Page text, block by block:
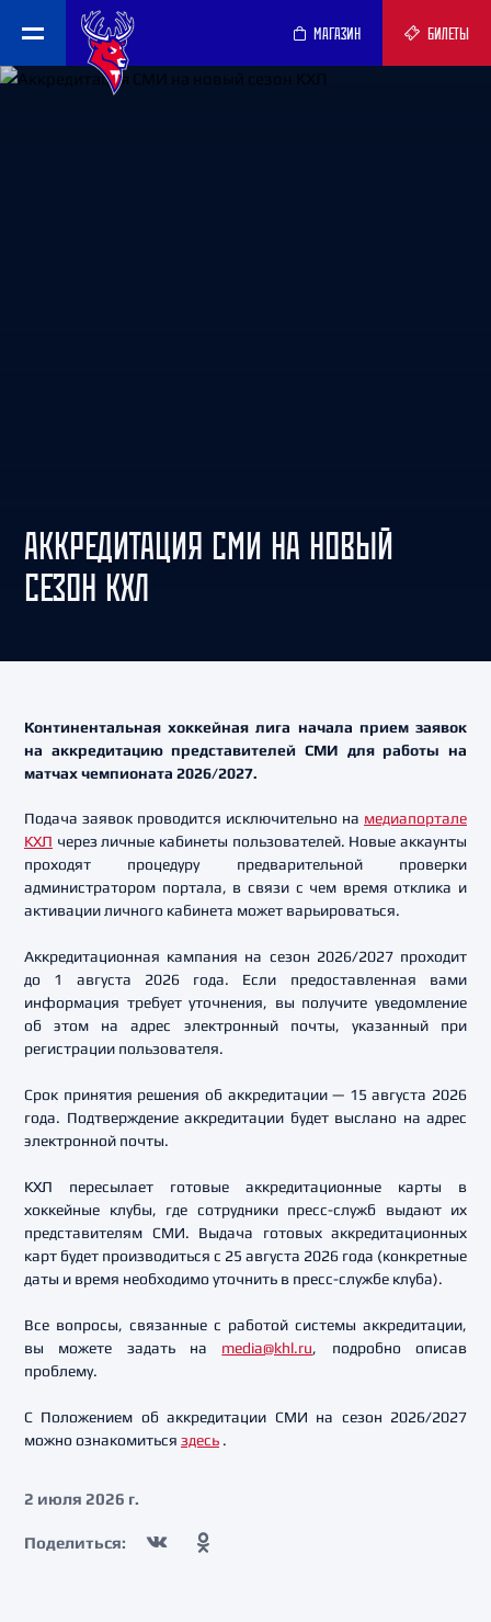
МАГАЗИН БИЛЕТЫ
АККРЕДИТАЦИЯ СМИ НА НОВЫЙ
СЕЗОН КХЛ
Континентальная хоккейная лига начала прием заявок
на аккредитацию представителей СМИ для работы на
матчах чемпионата 2026/2027.
Подача заявок проводится исключительно на медиапортале
КХЛ через личные кабинеты пользователей. Новые аккаунты
проходят процедуру предварительной проверки
администратором портала, в связи с чем время отклика и
активации личного кабинета может варьироваться.
Аккредитационная кампания на сезон 2026/2027 проходит
до 1 августа 2026 года. Если предоставленная вами
информация требует уточнения, вы получите уведомление
об этом на адрес электронный почты, указанный при
регистрации пользователя.
Срок принятия решения об аккредитации — 15 августа 2026
года. Подтверждение аккредитации будет выслано на адрес
электронной почты.
КХЛ пересылает готовые аккредитационные карты в
хоккейные клубы, где сотрудники пресс-служб выдают их
представителям СМИ. Выдача готовых аккредитационных
карт будет производиться с 25 августа 2026 года (конкретные
даты и время необходимо уточнить в пресс-службе клуба).
Все вопросы, связанные с работой системы аккредитации,
вы можете задать на media@khl.ru, подробно описав
проблему.
С Положением об аккредитации СМИ на сезон 2026/2027
можно ознакомиться здесь .
2 июля 2026 г.
Поделиться: